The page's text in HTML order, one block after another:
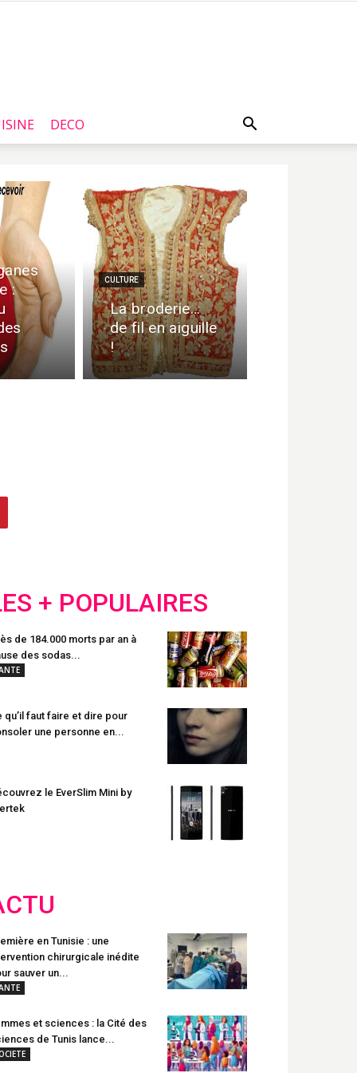
DECO
:
CULTURE
La broderie…
de fil en aiguille
!
+ POPULAIRES
de 184.000 morts par an à
des sodas...
qu’il faut faire et dire pour
une personne en...
le EverSlim Mini by
en Tunisie : une
chirurgicale inédite
sauver un...
et sciences : la Cité des
de Tunis lance...